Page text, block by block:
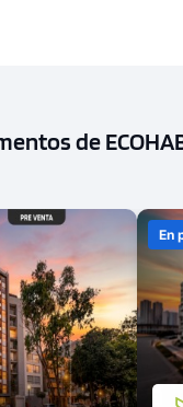
de
En